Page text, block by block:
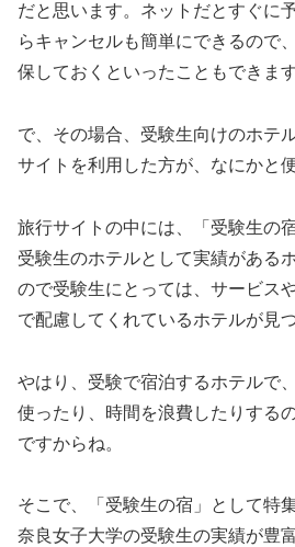
だと思います。ネットだとすぐに
らキャンセルも簡単にできるので
保しておくといったこともできます
で、その場合、受験生向けのホテ
サイトを利用した方が、なにかと
旅行サイトの中には、「受験生の
受験生のホテルとして実績がある
ので受験生にとっては、サービス
で配慮してくれているホテルが見
やはり、受験で宿泊するホテルで
使ったり、時間を浪費したりする
ですからね。
そこで、「受験生の宿」として特
奈良女子大学の受験生の実績が豊